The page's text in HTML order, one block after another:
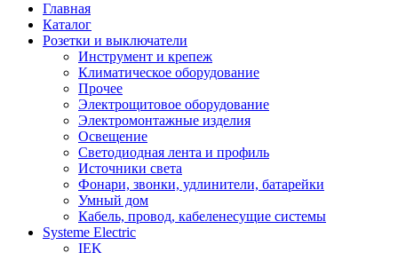
Главная
Каталог
Розетки и выключатели
Инструмент и крепеж
Климатическое оборудование
Прочее
Электрощитовое оборудование
Электромонтажные изделия
Освещение
Светодиодная лента и профиль
Источники света
Фонари, звонки, удлинители, батарейки
Умный дом
Кабель, провод, кабеленесущие системы
Systeme Electric
IEK